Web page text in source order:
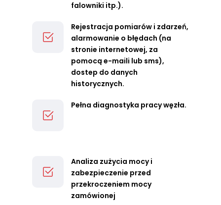
falowniki itp.).
Rejestracja pomiarów i zdarzeń,
alarmowanie o błędach (na
stronie internetowej, za
pomocą e-maili lub sms),
dostep do danych
historycznych.
Pełna diagnostyka pracy węzła.
Analiza zużycia mocy i
zabezpieczenie przed
przekroczeniem mocy
zamówionej